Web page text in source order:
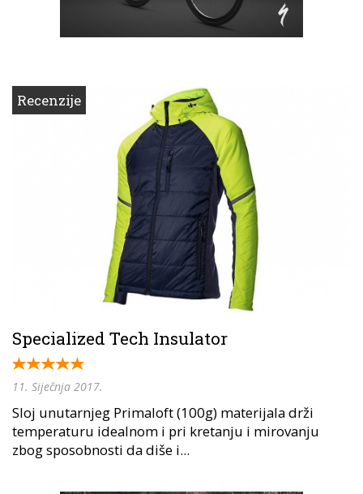
Recenzije
Specialized Tech Insulator
11. Siječnja 2017.
Sloj unutarnjeg Primaloft (100g) materijala drži
temperaturu idealnom i pri kretanju i mirovanju
zbog sposobnosti da diše i...